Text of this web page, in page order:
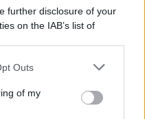
further disclosure of your
on the IAB’s list of
by us to third parties
Outs
of my
PRIVACY